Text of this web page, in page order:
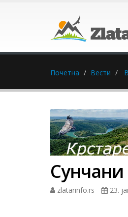
Почетна Вести
zlatarinfo.rs 23.